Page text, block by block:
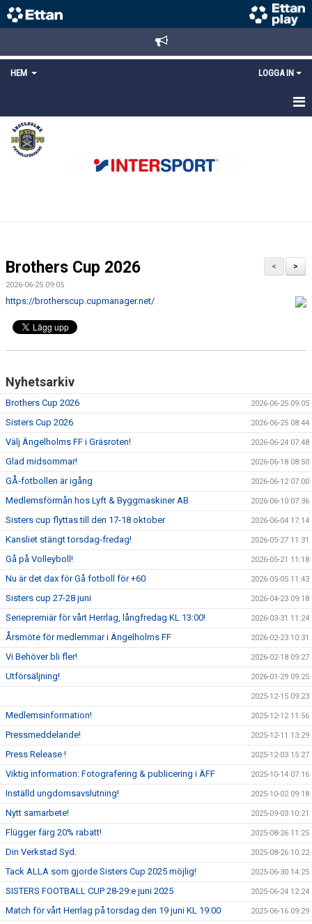
HEM LOGGA IN
STARTSIDA
NYHETER
LÄNKAR
MEDLEMS OCH TRÄNINGSAVGIFTER
>
<
Brothers Cup 2026
2026-06-25 09:05
https://brotherscup.cupmanager.net/
Nyhetsarkiv
Brothers Cup 2026 2026-06-25 09:05
Sisters Cup 2026 2026-06-25 08:44
Välj Ängelholms FF i Gräsroten! 2026-06-24 07:48
Glad midsommar! 2026-06-18 08:50
GÅ-fotbollen är igång 2026-06-12 07:00
Medlemsförmån hos Lyft & Byggmaskiner AB 2026-06-10 07:36
Sisters cup flyttas till den 17-18 oktober 2026-06-04 17:14
Kansliet stängt torsdag-fredag! 2026-05-27 11:31
Gå på Volleyboll! 2026-05-21 11:18
Nu är det dax för Gå fotboll för +60 2026-05-05 11:43
Sisters cup 27-28 juni 2026-04-23 09:18
Seriepremiär för vårt Herrlag, långfredag KL 13:00! 2026-03-31 11:24
Årsmöte för medlemmar i Ängelholms FF 2026-02-23 10:31
Vi Behöver bli fler! 2026-02-18 09:27
Utförsäljning! 2026-01-29 09:25
2025-12-15 09:23
Medlemsinformation! 2025-12-12 11:56
Pressmeddelande! 2025-12-11 13:29
Press Release ! 2025-12-03 15:27
Viktig information: Fotografering & publicering i ÄFF 2025-10-14 07:16
Inställd ungdomsavslutning! 2025-10-02 09:18
Nytt samarbete! 2025-09-03 10:21
Flügger färg 20% rabatt! 2025-08-26 11:25
Din Verkstad Syd. 2025-08-26 10:22
Tack ALLA som gjorde Sisters Cup 2025 möjlig! 2025-06-30 14:25
SISTERS FOOTBALL CUP 28-29:e juni 2025 2025-06-24 12:24
Match för vårt Herrlag på torsdag den 19 juni KL 19:00 2025-06-16 09:29